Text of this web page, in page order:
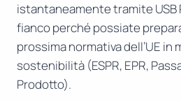
istantaneamente tramite USB
fianco perché possiate
prossima normativa dell’UE in
sostenibilità (ESPR, EPR,
Prodotto).